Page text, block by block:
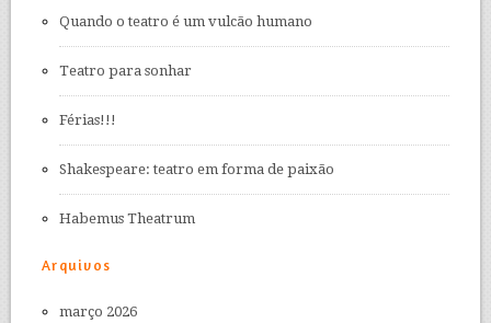
Quando o teatro é um vulcão humano
Teatro para sonhar
Férias!!!
Shakespeare: teatro em forma de paixão
Habemus Theatrum
Arquivos
março 2026